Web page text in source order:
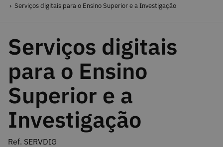
Serviços digitais para o Ensino Superior e a Investigação
Serviços digitais
para o Ensino
Superior e a
Investigação
Ref. SERVDIG